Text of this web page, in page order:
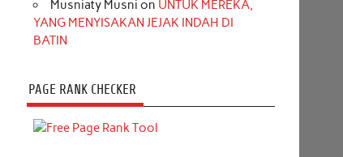
Musniaty Musni on UNTUK MEREKA,
YANG MENYISAKAN JEJAK INDAH DI
BATIN
PAGE RANK CHECKER